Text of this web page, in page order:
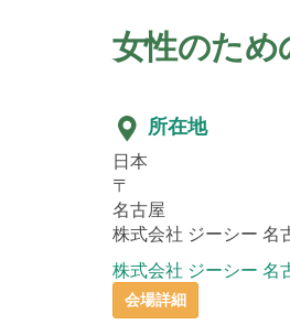
女性のため
所在地
日本
〒
名古屋
株式会社 ジーシー 名
株式会社 ジーシー 名
会場詳細